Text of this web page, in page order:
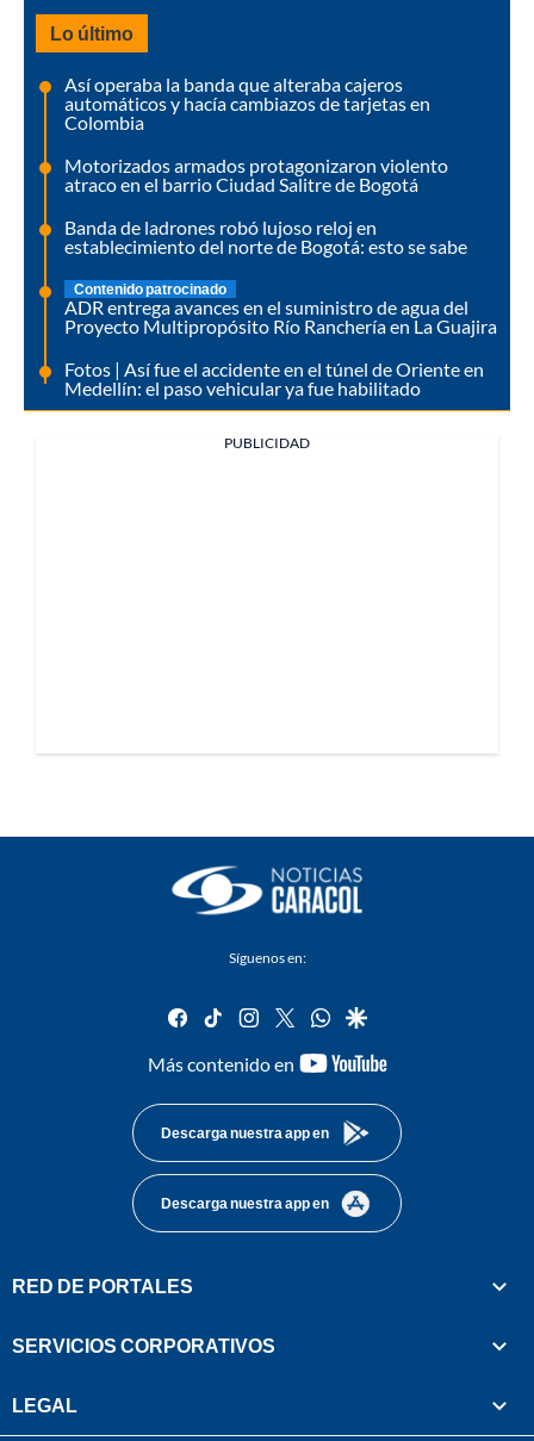
Lo último
Así operaba la banda que alteraba cajeros
automáticos y hacía cambiazos de tarjetas en
Colombia
Motorizados armados protagonizaron violento
atraco en el barrio Ciudad Salitre de Bogotá
Banda de ladrones robó lujoso reloj en
establecimiento del norte de Bogotá: esto se sabe
Contenido patrocinado
ADR entrega avances en el suministro de agua del
Proyecto Multipropósito Río Ranchería en La Guajira
Fotos | Así fue el accidente en el túnel de Oriente en
Medellín: el paso vehicular ya fue habilitado
PUBLICIDAD
Síguenos en:
facebook
tiktok instagram
twitterwhatsapp
google
Más contenido en
youtube-
Descarga nuestra app en
Descarga nuestra app en
RED DE PORTALES
SERVICIOS CORPORATIVOS
LEGAL